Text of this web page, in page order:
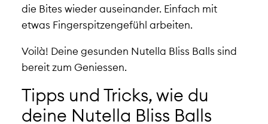
die Bites wieder auseinander. Einfach mit
etwas Fingerspitzengefühl arbeiten.
Voilà! Deine gesunden Nutella Bliss Balls sind
bereit zum Geniessen.
Tipps und Tricks, wie du
deine Nutella Bliss Balls